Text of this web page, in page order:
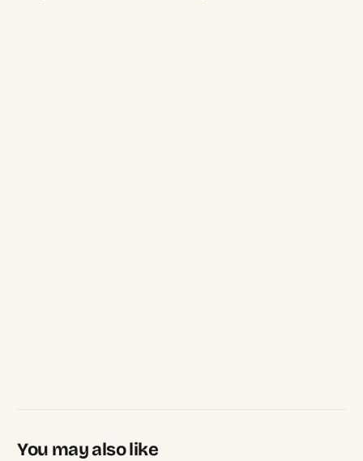
You may also like